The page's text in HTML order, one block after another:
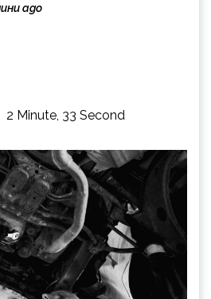
ago
2 Minute, 33 Second